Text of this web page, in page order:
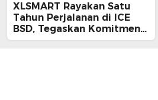
XLSMART Rayakan Satu
Tahun Perjalanan di ICE
BSD, Tegaskan Komitmen
Perkuat Jaringan dan